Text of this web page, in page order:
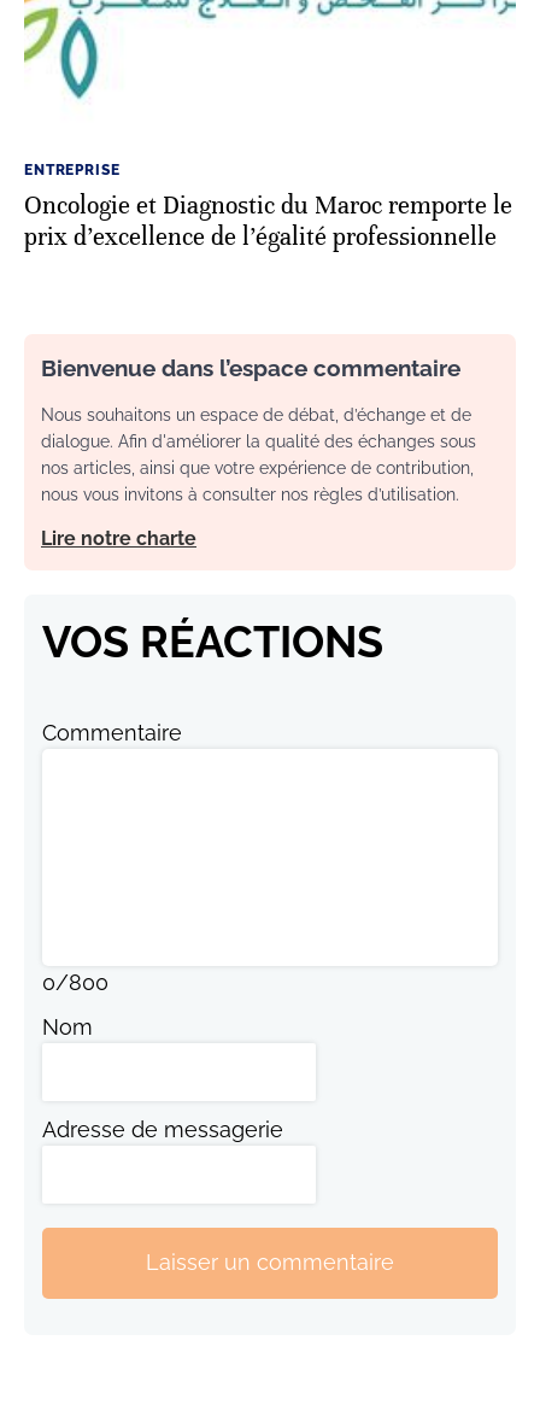
ENTREPRISE
Oncologie et Diagnostic du Maroc remporte le
prix d’excellence de l’égalité professionnelle
Bienvenue dans l’espace commentaire
Nous souhaitons un espace de débat, d’échange et de
dialogue. Afin d'améliorer la qualité des échanges sous
nos articles, ainsi que votre expérience de contribution,
nous vous invitons à consulter nos règles d’utilisation.
Lire notre charte
VOS RÉACTIONS
Commentaire
0/800
Nom
Adresse de messagerie
Laisser un commentaire